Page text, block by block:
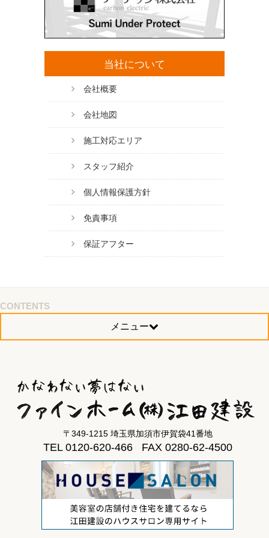
当社について
会社概要
会社地図
施工対応エリア
スタッフ紹介
個人情報保護方針
免責事項
保証アフター
CONTENTS
メニュー
〒349-1215 埼玉県加須市伊賀袋41番地
TEL 0120-620-466 FAX 0280-62-4500